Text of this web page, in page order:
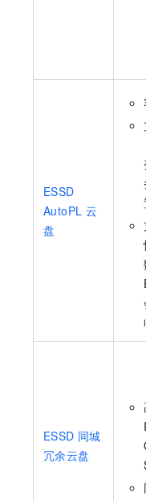
ESSD
AutoPL 云
盘
ESSD 同城
冗余云盘